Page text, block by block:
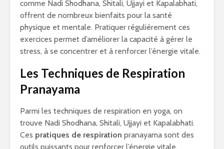
comme Nadi Shodhana, Shitali, Ujjayi et Kapalabhati,
offrent de nombreux bienfaits pour la santé
physique et mentale. Pratiquer régulièrement ces
exercices permet d’améliorer la capacité à gérer le
stress, à se concentrer et à renforcer l’énergie vitale.
Les Techniques de Respiration
Pranayama
Parmi les techniques de respiration en yoga, on
trouve Nadi Shodhana, Shitali, Ujjayi et Kapalabhati.
Ces pratiques de respiration pranayama sont des
outils puissants pour renforcer l’énergie vitale,